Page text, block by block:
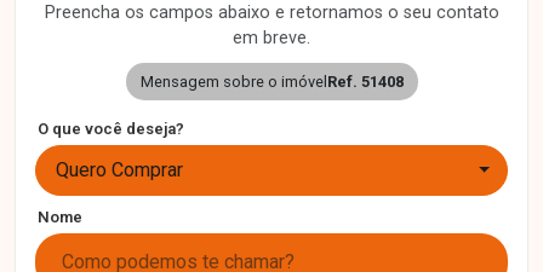
Preencha os campos abaixo e retornamos o seu contato
em breve.
Mensagem sobre o imóvel Ref. 51408
O que você deseja?
Quero Comprar
Nome